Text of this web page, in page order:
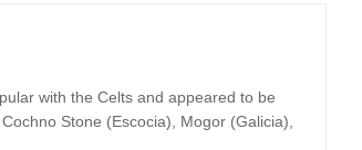
with the Celts and appeared to be
Stone (Escocia), Mogor (Galicia),